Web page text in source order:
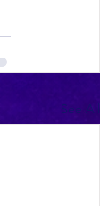
See All